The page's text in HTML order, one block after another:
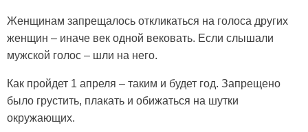
Женщинам запрещалось откликаться на голоса других
женщин – иначе век одной вековать. Если слышали
мужской голос – шли на него.
Как пройдет 1 апреля – таким и будет год. Запрещено
было грустить, плакать и обижаться на шутки
окружающих.